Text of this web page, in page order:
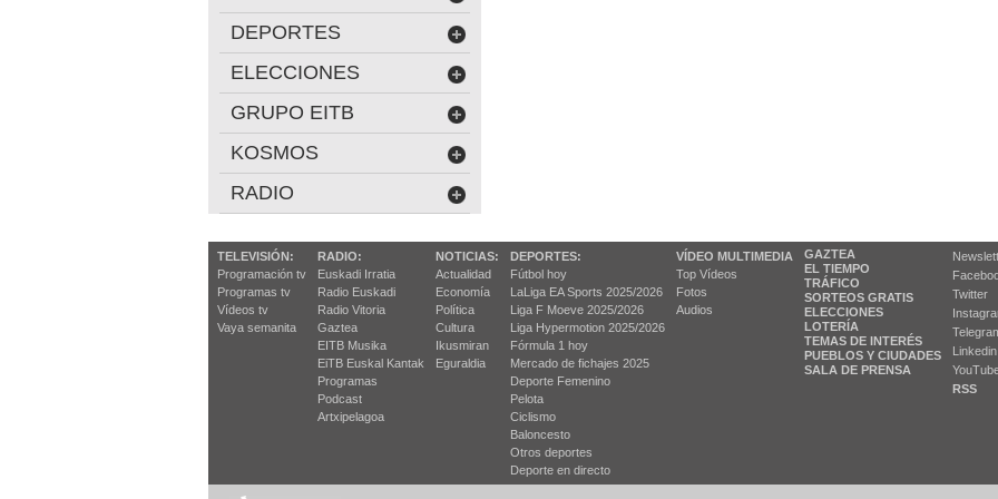
DEPORTES
ELECCIONES
GRUPO EITB
KOSMOS
RADIO
TELEVISIÓN:
Programación tv
Programas tv
Vídeos tv
Vaya semanita
RADIO:
Euskadi Irratia
Radio Euskadi
Radio Vitoria
Gaztea
EITB Musika
EiTB Euskal Kantak
Programas
Podcast
Artxipelagoa
NOTICIAS:
Actualidad
Economía
Política
Cultura
Ikusmiran
Eguraldia
DEPORTES:
Fútbol hoy
LaLiga EA Sports 2025/2026
Liga F Moeve 2025/2026
Liga Hypermotion 2025/2026
Fórmula 1 hoy
Mercado de fichajes 2025
Deporte Femenino
Pelota
Ciclismo
Baloncesto
Otros deportes
Deporte en directo
VÍDEO MULTIMEDIA
Top Vídeos
Fotos
Audios
GAZTEA
EL TIEMPO
TRÁFICO
SORTEOS GRATIS
ELECCIONES
LOTERÍA
TEMAS DE INTERÉS
PUEBLOS Y CIUDADES
SALA DE PRENSA
Twitter
Linkedin
RSS